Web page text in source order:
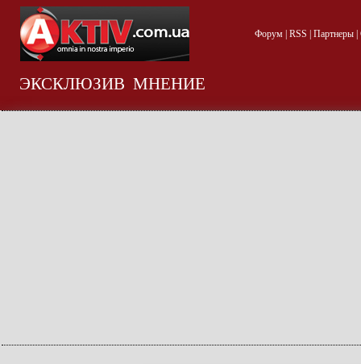
Форум| RSS Партнеры|
ЭКСКЛЮЗИВ МНЕНИЕ